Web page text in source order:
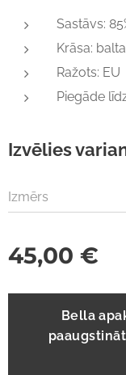
Sastāvs:
Krāsa: balta
Ražots: EU
Piegāde
Izvēlies
Izmērs
45,00 €
Bella